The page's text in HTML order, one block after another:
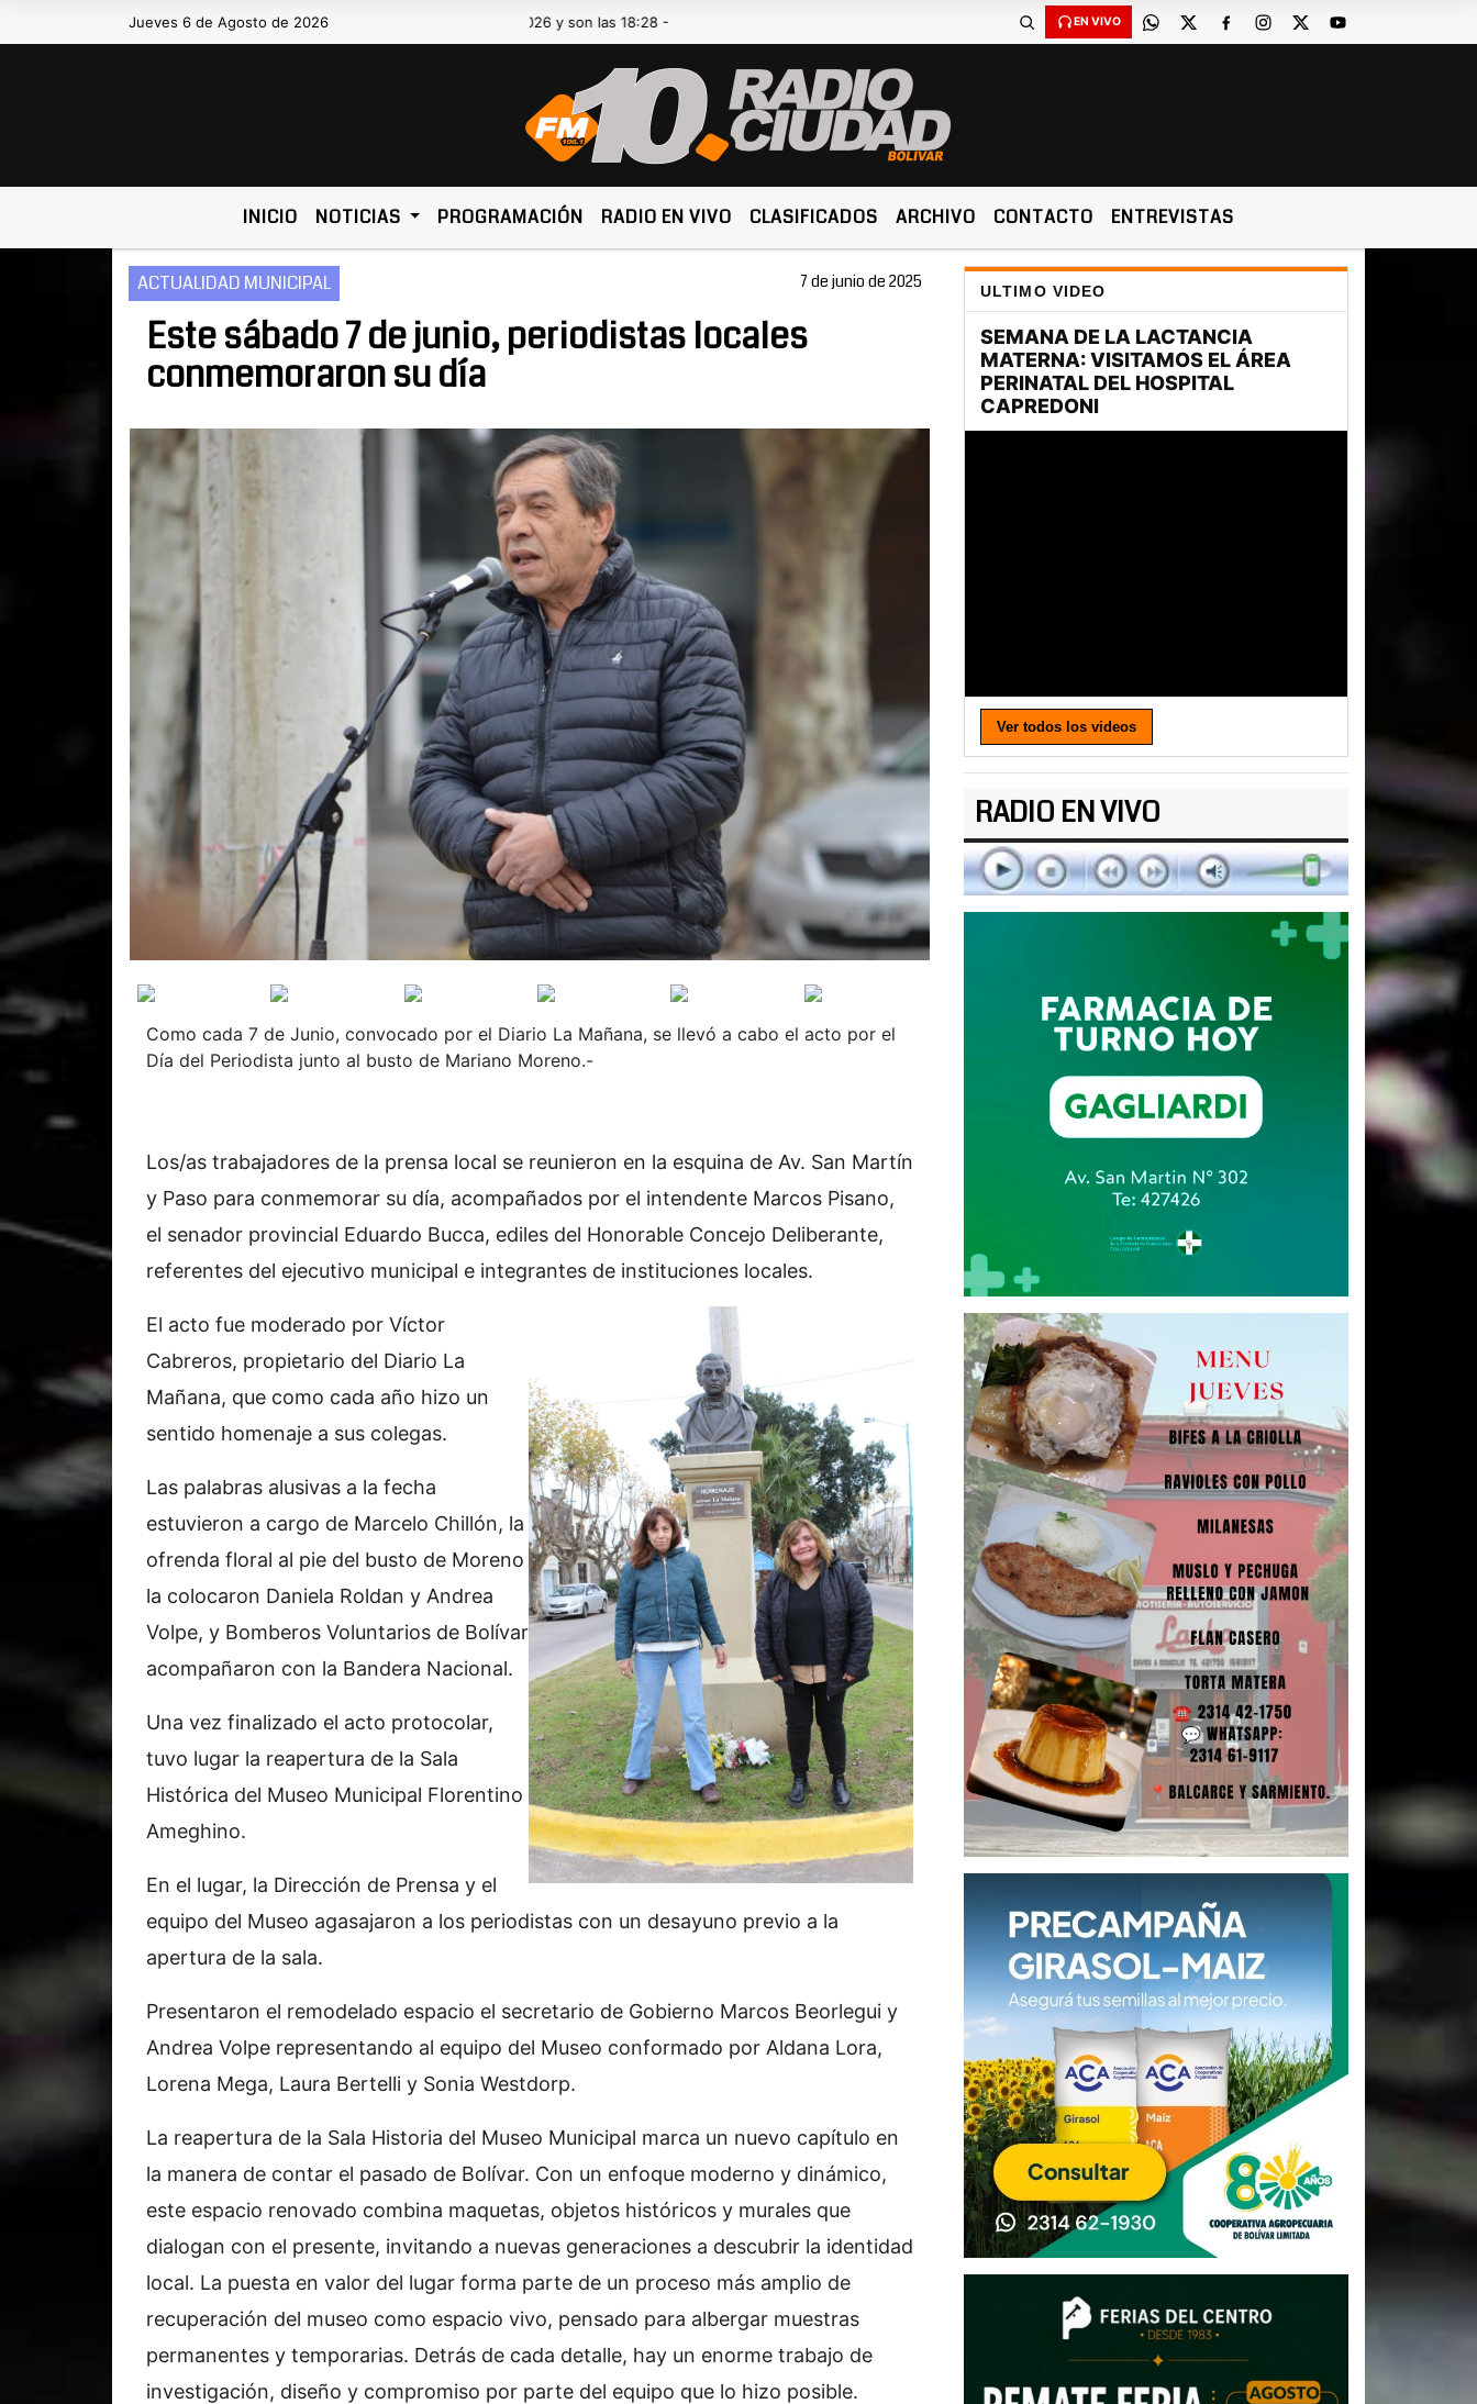
Jueves 6 de Agosto de 2026Hoy es Jueves 6 de Agosto de 2026 y son las 18:28 - EN VIVO
INICIO NOTICIAS PROGRAMACIÓN RADIO EN VIVO CLASIFICADOS ARCHIVO CONTACTO ENTREVISTAS
ACTUALIDAD MUNICIPAL 7 de junio de 2025
Este sábado 7 de junio, periodistas locales
conmemoraron su día
Como cada 7 de Junio, convocado por el Diario La Mañana, se llevó a cabo el acto por el
Día del Periodista junto al busto de Mariano Moreno.-
Los/as trabajadores de la prensa local se reunieron en la esquina de Av. San Martín
y Paso para conmemorar su día, acompañados por el intendente Marcos Pisano,
el senador provincial Eduardo Bucca, ediles del Honorable Concejo Deliberante,
referentes del ejecutivo municipal e integrantes de instituciones locales.
El acto fue moderado por Víctor
Cabreros, propietario del Diario La
Mañana, que como cada año hizo un
sentido homenaje a sus colegas.
Las palabras alusivas a la fecha
estuvieron a cargo de Marcelo Chillón, la
ofrenda floral al pie del busto de Moreno
la colocaron Daniela Roldan y Andrea
Volpe, y Bomberos Voluntarios de Bolívar
acompañaron con la Bandera Nacional.
Una vez finalizado el acto protocolar,
tuvo lugar la reapertura de la Sala
Histórica del Museo Municipal Florentino
Ameghino.
En el lugar, la Dirección de Prensa y el
equipo del Museo agasajaron a los periodistas con un desayuno previo a la
apertura de la sala.
Presentaron el remodelado espacio el secretario de Gobierno Marcos Beorlegui y
Andrea Volpe representando al equipo del Museo conformado por Aldana Lora,
Lorena Mega, Laura Bertelli y Sonia Westdorp.
La reapertura de la Sala Historia del Museo Municipal marca un nuevo capítulo en
la manera de contar el pasado de Bolívar. Con un enfoque moderno y dinámico,
este espacio renovado combina maquetas, objetos históricos y murales que
dialogan con el presente, invitando a nuevas generaciones a descubrir la identidad
local. La puesta en valor del lugar forma parte de un proceso más amplio de
recuperación del museo como espacio vivo, pensado para albergar muestras
permanentes y temporarias. Detrás de cada detalle, hay un enorme trabajo de
investigación, diseño y compromiso por parte del equipo que lo hizo posible.
ULTIMO VIDEO
Ver todos los videos
RADIO EN VIVO